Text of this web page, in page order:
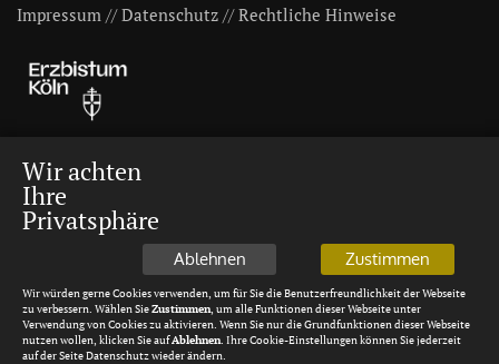
Impressum //Datenschutz //Rechtliche Hinweise
Wir achten
Ihre
Privatsphäre
Ablehnen Zustimmen
Wir würden gerne Cookies verwenden, um für Sie die Benutzerfreundlichkeit der Webseite
zu verbessern. Wählen SieZustimmen, um alle Funktionen dieser Webseite unter
Verwendung von Cookies zu aktivieren. Wenn Sie nur die Grundfunktionen dieser Webseite
nutzen wollen, klicken Sie aufAblehnen. Ihre Cookie-Einstellungen können Sie jederzeit
auf der Seite Datenschutz wieder ändern.